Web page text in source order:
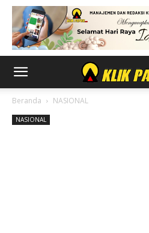
Beranda NASIONAL
NASIONAL